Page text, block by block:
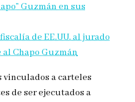
Guzmán en sus
de EE.UU. al jurado
Chapo Guzmán
vinculados a carteles
de ser ejecutados a